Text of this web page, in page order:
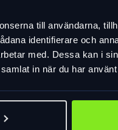
till användarna,
identifierare och
med. Dessa kan i
in när du har